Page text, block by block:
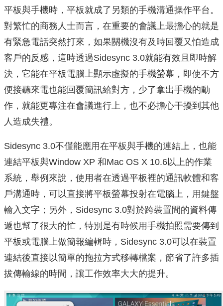
平板與手機時，平板就成了另類的手機溝通操作平台。
對繁忙的商務人士而言，在重要的會議上最擔心的就是
有緊急電話突然打來，如果關機沒有及時回覆又怕造成
客戶的反感，這時透過Sidesync 3.0就能有效且即時解
決，它能在平板電腦上顯示虛擬的手機螢幕，即使不方
便接聽來電也能回覆簡訊給對方，少了拿出手機的動
作，就能更專注在會議進行上，也不必擔心干擾到其他
人造成失禮。
Sidesync 3.0不僅能應用在平板與手機的連結上，也能
連結平板與Window XP 和Mac OS X 10.6以上的作業
系統，舉例來說，使用者在透過平板裡的通訊軟體和客
戶溝通時，可以直接將平板螢幕投射在電腦上，用鍵盤
輸入文字；另外，Sidesync 3.0對於跨裝置間的資料傳
遞也幫了很大的忙，特別是有時候用手機拍照需要傳到
平板或電腦上做簡報編輯時，Sidesync 3.0可以在裝置
連結後直接以簡單的拖拉方式移轉檔案，節省了許多插
拔傳輸線的時間，讓工作效率大大的提升。